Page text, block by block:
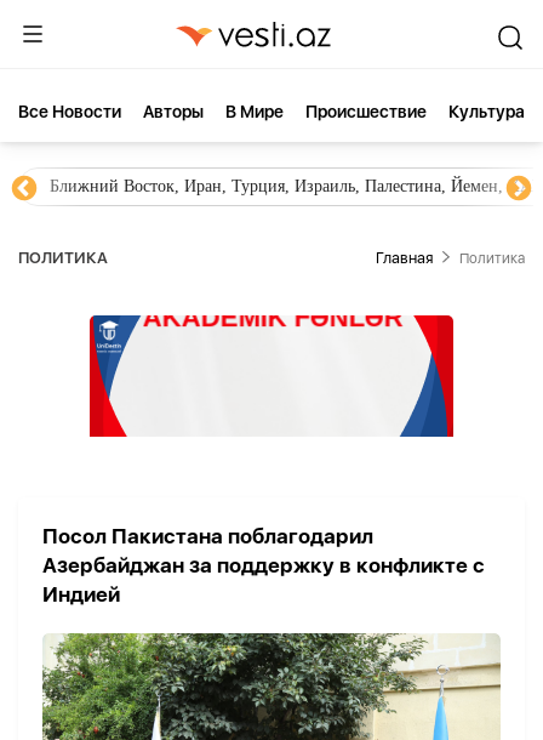
Все Новости Aвторы В Мире Происшествие Культура
Ближний Восток, Иран, Турция, Израиль, Палестина, Йемен,
ПОЛИТИКА Главная Политика
Посол Пакистана поблагодарил
Азербайджан за поддержку в конфликте с
Индией